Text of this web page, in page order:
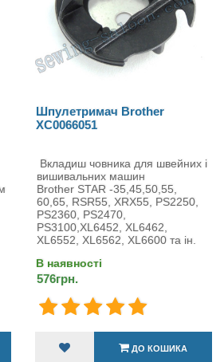
Шпулетримач Brother
XC0066051
Вкладиш човника для швейних і
вишивальних машин
Brother STAR -35,45,50,55,
60,65, RSR55, XRX55, PS2250,
PS2360, PS2470,
PS3100,XL6452, XL6462,
XL6552, XL6562, XL6600 та ін.
В наявності
576грн.
ДО КОШИКА